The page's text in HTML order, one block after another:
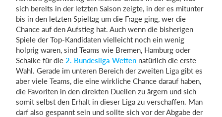
sich bereits in der letzten Saison zeigte, in der es mitunter
bis in den letzten Spieltag um die Frage ging, wer die
Chance auf den Aufstieg hat. Auch wenn die bisherigen
Spiele der Top-Kandidaten vielleicht noch ein wenig
holprig waren, sind Teams wie Bremen, Hamburg oder
Schalke für die 2. Bundesliga Wetten natürlich die erste
Wahl. Gerade im unteren Bereich der zweiten Liga gibt es
aber viele Teams, die eine wirkliche Chance darauf haben,
die Favoriten in den direkten Duellen zu ärgern und sich
somit selbst den Erhalt in dieser Liga zu verschaffen. Man
darf also gespannt sein und sollte sich vor der Abgabe der